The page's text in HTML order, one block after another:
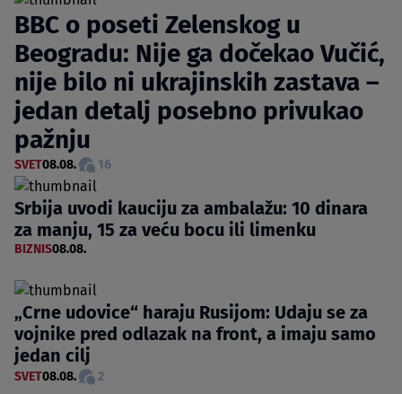
BBC o poseti Zelenskog u
Beogradu: Nije ga dočekao Vučić,
nije bilo ni ukrajinskih zastava –
jedan detalj posebno privukao
pažnju
SVET08.08. 16
Srbija uvodi kauciju za ambalažu: 10 dinara
za manju, 15 za veću bocu ili limenku
BIZNIS08.08.
„Crne udovice“ haraju Rusijom: Udaju se za
vojnike pred odlazak na front, a imaju samo
jedan cilj
SVET08.08. 2